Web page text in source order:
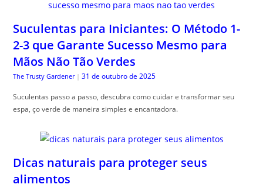
Suculentas para Iniciantes: O Método 1-
2-3 que Garante Sucesso Mesmo para
Mãos Não Tão Verdes
The Trusty Gardener | 31 de outubro de 2025
Suculentas passo a passo, descubra como cuidar e transformar seu
espa, ço verde de maneira simples e encantadora.
Dicas naturais para proteger seus
alimentos